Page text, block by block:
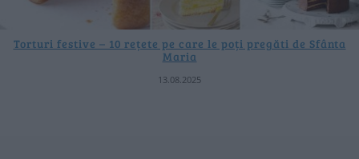
Torturi festive – 10 rețete pe care le poți pregăti de Sfânta
Maria
13.08.2025